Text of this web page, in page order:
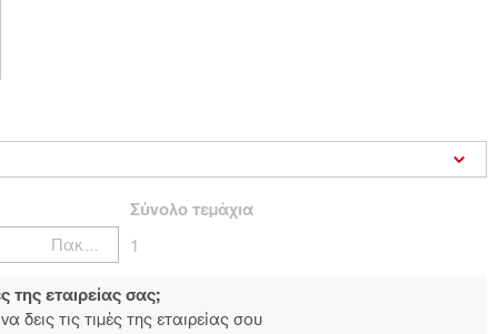
Σύνολο τεμάχια
1
της εταιρείας σας;
δεις τις τιμές της εταιρείας σου